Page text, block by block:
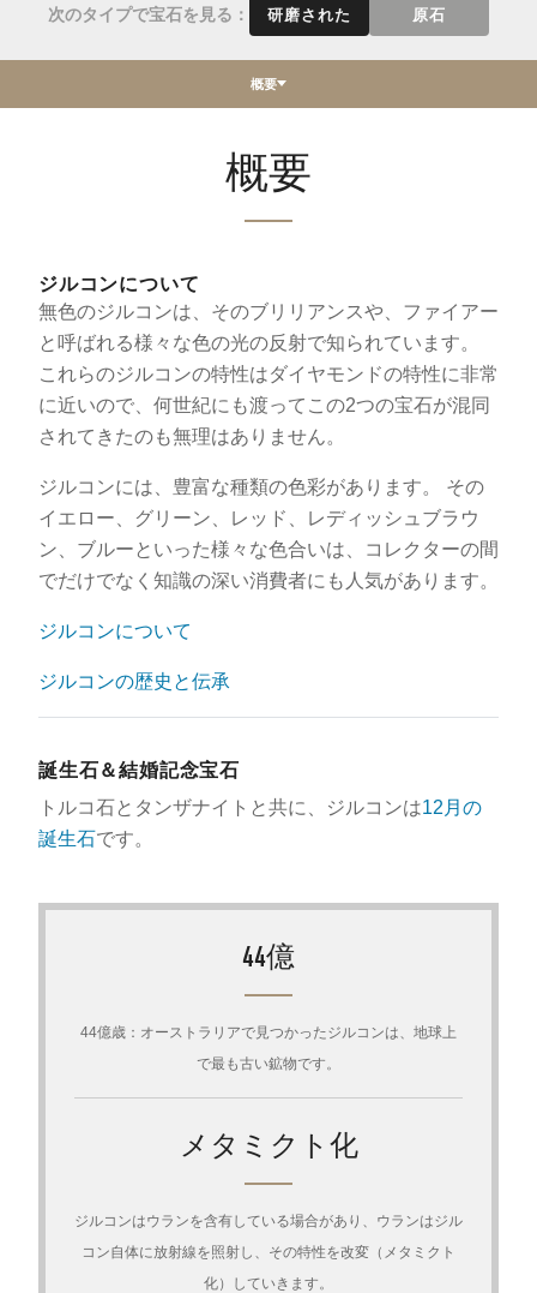
次のタイプで宝石を見る： 研磨された 原石
概要
概要
ジルコンについて
無色のジルコンは、そのブリリアンスや、ファイアー
と呼ばれる様々な色の光の反射で知られています。
これらのジルコンの特性はダイヤモンドの特性に非常
に近いので、何世紀にも渡ってこの2つの宝石が混同
されてきたのも無理はありません。
ジルコンには、豊富な種類の色彩があります。 その
イエロー、グリーン、レッド、レディッシュブラウ
ン、ブルーといった様々な色合いは、コレクターの間
でだけでなく知識の深い消費者にも人気があります。
ジルコンについて
ジルコンの歴史と伝承
誕生石＆結婚記念宝石
トルコ石とタンザナイトと共に、ジルコンは12月の
誕生石です。
44億
44億歳：オーストラリアで見つかったジルコンは、地球上
で最も古い鉱物です。
メタミクト化
ジルコンはウランを含有している場合があり、ウランはジル
コン自体に放射線を照射し、その特性を改変（メタミクト
化）していきます。